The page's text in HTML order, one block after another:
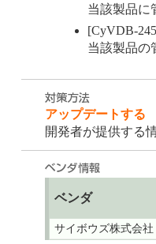
当該製品に
[CyVDB-
当該製品の
アップデートする
開発者が提供する
ベンダ
サイボウズ株式会社